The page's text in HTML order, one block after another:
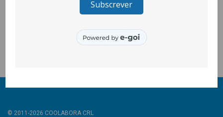
Violência Contra as Mulheres envolveu a comunidade e
diversas entidades parceiras, entre elas a Asta, AAUBI, Câmara
da Covilhã, Comissão para a Igualdade da UBI, CISMA, ELO UBI,
MedUBI, Museu de Lanifícios, PSP e UBI.
© 2011-2026 COOLABORA CRL